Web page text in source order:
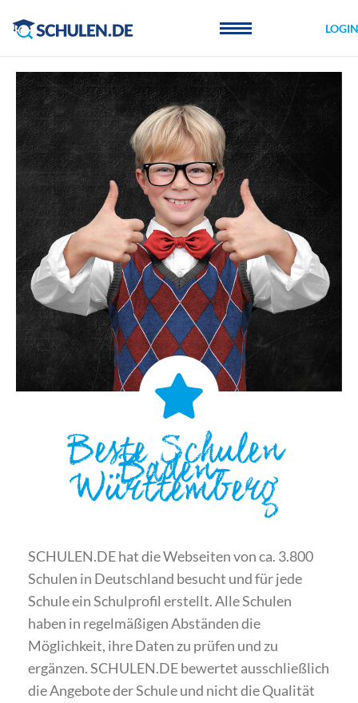
LOGIN
Beste Schulen
Baden-
Württemberg
SCHULEN.DE hat die Webseiten von ca. 3.800
Schulen in Deutschland besucht und für jede
Schule ein Schulprofil erstellt. Alle Schulen
haben in regelmäßigen Abständen die
Möglichkeit, ihre Daten zu prüfen und zu
ergänzen. SCHULEN.DE bewertet ausschließlich
die Angebote der Schule und nicht die Qualität